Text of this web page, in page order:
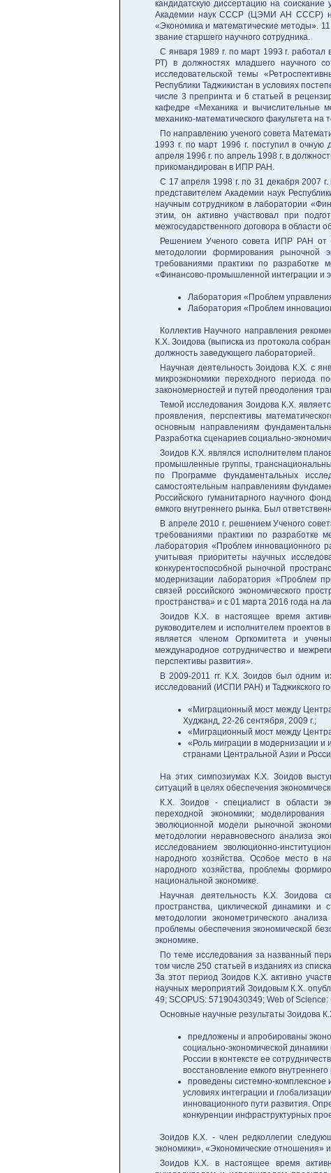
кандидатскую диссертацию на соискание
Академии наук СССР (ЦЭМИ АН СССР) на
«Экономика и математические методы».
звание старшего научного сотрудника.
С января 1989 г. по март 1993 г.
РТ) в должностях младшего научного
исследовательской темы
Республики Таджикистан в условиях
числе 3 препринта и 6 статьей в
кафедре «Механика и вычислительные
механико-математического факультета
По направлению ученого совета
1993 г. по март 1996 г. поступил в
апреля 1996 г. по апрель 1998 г. в
прикомандирован в ИПР РАН.
С 17 апреля 1998 г. по 31 декабря 2007
представителем Академии наук
научным сотрудником в лаборатории
этим, он активно участвовал при
межгосударственного договора в области
Решением Ученого совета ИПР РАН от
методологии формирования рыночной
требованиями практики по разработке
«Финансово-промышленной интеграции и
Лаборатория «Проблем
Лаборатория «Проблем
Коллектив Научного направления
К.Х. Зоидова (выписка из протокола
должность заведующего лабораторией.
Научная деятельность Зоидова К.Х. с
микроэкономики переходного периода
закономерностей и путей преодоления
Темой исследования Зоидова К.Х.
проявления, перспективы
основным направлениям
Разработка сценариев социально-
Зоидов К.Х. являлся исполнителем
промышленные группы,
по Программе фундаментальных
самостоятельным направлениям
Российского гуманитарного научного
емкого внутреннего рынка. Был
В апреле 2010 г. решением Ученого
требованиями практики по разработке
лаборатория «Проблем инновационного
учитывая приоритеты научных
конкурентоспособной рыночной
модернизации лаборатория «Проблем
связей российского экономического
пространства» и с 01 марта 2016 года на
Зоидов К.Х. в настоящее время
руководителем и исполнителем
является членом Оргкомитета и
международное сотрудничество и
перспективы развития».
В 2009-2011 гг. К.Х. Зоидов был одним
исследований (ИСПИ РАН) и Таджикского
«Миграционный мост между
Худжанд, 22-26 сентября, 2009 г.;
«Миграционный мост между
«Роль миграции в модернизации
странами Центральной Азии и
На этих симпозиумах К.Х. Зоидов
ситуаций в целях обеспечения
К.Х. Зоидов - специалист в области
переходной экономики;
эволюционной модели рыночной
методологии неравновесного анализа
исследованием эволюционно-
народного хозяйства. Особое место в
народного хозяйства, проблемы
национальной экономике.
Научная деятельность К.Х. Зоидова
пространства, циклической динамики
методологии эконометрического
проблемы обеспечения экономической
экономике.
По теме исследования за названный
том числе 250 статьей в изданиях из
За этот период Зоидов К.Х. активно
научных мероприятий Зоидовым К.Х.
49; SCOPUS: 57190430349; Web of
Основные научные результаты Зоидова
предложены и апробированы
социально-экономической
России в контексте ее
восстановление емкого
проведены системно-
условиях интеграции и
инновационного пути развития.
конкуренции инфраструктурных
Зоидов К.Х. - член редколлегии
экономики», «Экономические отношения»
Зоидов К.Х. в настоящее время